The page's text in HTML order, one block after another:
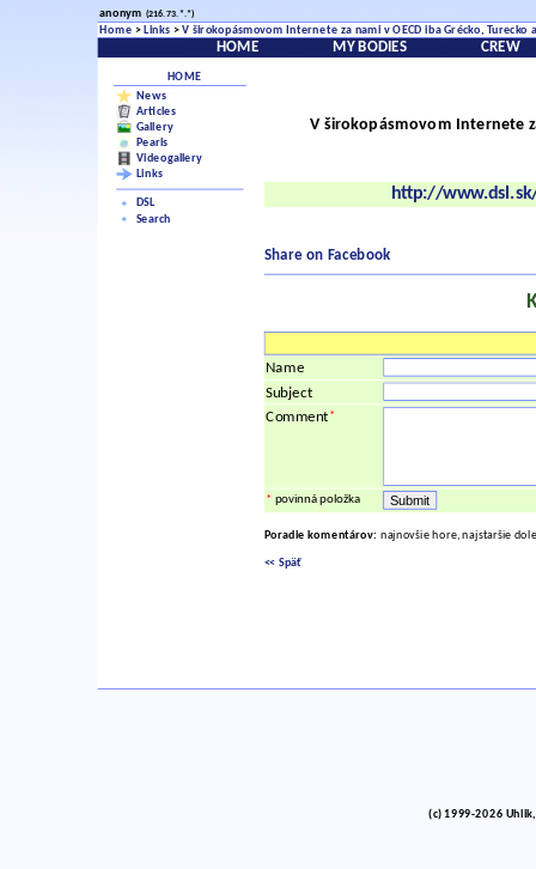
anonym (216.73.*.*)
Home > Links >V širokopásmovom Internete za nami v OECD iba Grécko, Turecko
HOME MY BODIES CREW
HOME
News
Articles
Gallery
Pearls
Videogallery
Links
DSL
Search
V širokopásmovom Internete
http://
Share on Facebook
Name
Subject
Comment*
* povinná položka
Poradie komentárov: najnovšie hore, najstaršie dole
<< Späť
(c) 1999-2026 Uhlik,